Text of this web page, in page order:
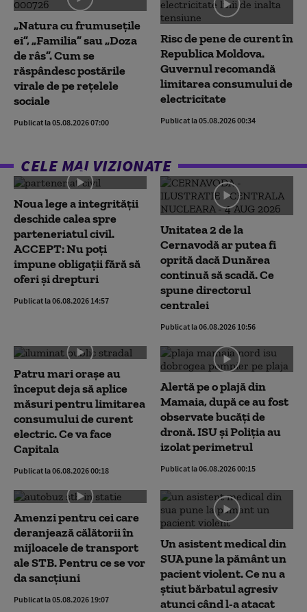
„Natura cu frumusețile
ei”, „Familia” sau „Doza
de râs”. Cum se
răspândesc postările
virale de pe rețelele
sociale
Publicat la 05.08.2026 07:00
Risc de pene de curent în
Republica Moldova.
Guvernul recomandă
limitarea consumului de
electricitate
Publicat la 05.08.2026 00:34
CELE MAI VIZIONATE
Noua lege a integrității
deschide calea spre
parteneriatul civil.
ACCEPT: Nu poți
impune obligații fără să
oferi și drepturi
Publicat la 06.08.2026 14:57
Unitatea 2 de la
Cernavodă ar putea fi
oprită dacă Dunărea
continuă să scadă. Ce
spune directorul
centralei
Publicat la 06.08.2026 10:56
Patru mari orașe au
început deja să aplice
măsuri pentru limitarea
consumului de curent
electric. Ce va face
Capitala
Publicat la 06.08.2026 00:18
Alertă pe o plajă din
Mamaia, după ce au fost
observate bucăți de
dronă. ISU și Poliția au
izolat perimetrul
Publicat la 06.08.2026 00:15
Amenzi pentru cei care
deranjează călătorii în
mijloacele de transport
ale STB. Pentru ce se vor
da sancțiuni
Publicat la 05.08.2026 19:07
Un asistent medical din
SUA pune la pământ un
pacient violent. Ce nu a
știut bărbatul agresiv
atunci când l-a atacat